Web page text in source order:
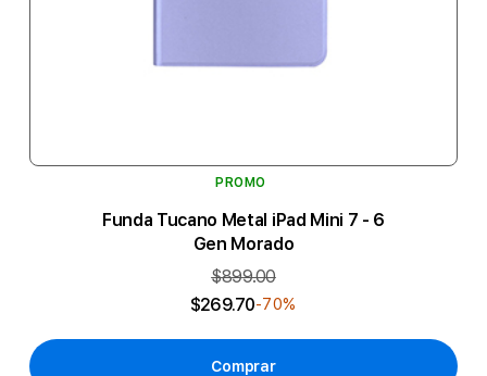
PROMO
Funda Tucano Metal iPad Mini 7 - 6
Gen Morado
$899.00
$269.70-70%
Comprar